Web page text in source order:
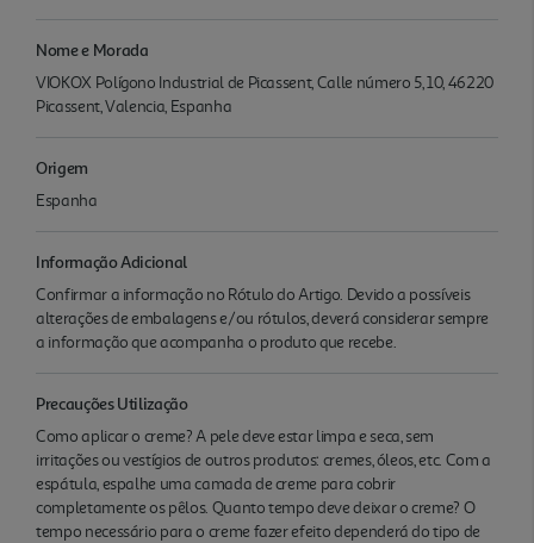
Nome e Morada
VIOKOX Polígono Industrial de Picassent, Calle número 5, 10, 46220
Picassent, Valencia, Espanha
Origem
Espanha
Informação Adicional
Confirmar a informação no Rótulo do Artigo. Devido a possíveis
alterações de embalagens e/ou rótulos, deverá considerar sempre
a informação que acompanha o produto que recebe.
Precauções Utilização
Como aplicar o creme? A pele deve estar limpa e seca, sem
irritações ou vestígios de outros produtos: cremes, óleos, etc. Com a
espátula, espalhe uma camada de creme para cobrir
completamente os pêlos. Quanto tempo deve deixar o creme? O
tempo necessário para o creme fazer efeito dependerá do tipo de